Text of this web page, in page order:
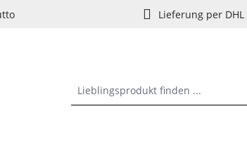
Lieferung per